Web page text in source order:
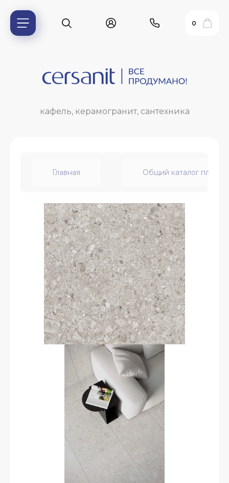
0
кафель, керамогранит, сантехника
Главная Общий каталог плитки